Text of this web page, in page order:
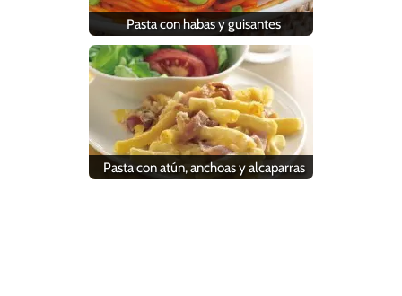
Pasta con habas y guisantes
Pasta con atún, anchoas y alcaparras